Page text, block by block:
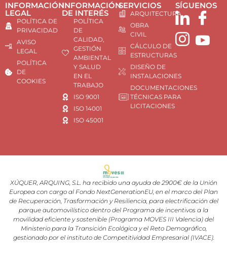
INFORMACIÓN
LEGAL
POLÍTICA DE
PRIVACIDAD
AVISO
LEGAL
POLÍTICA
DE
COOKIES
INFORMACIÓN
DE INTERÉS
POLÍTICA
DE
CALIDAD,
GESTIÓN
AMBIENTAL
Y SALUD
EN EL
TRABAJO
ISO 9001
ISO 14001
ISO 45001
SERVICIOS
ARQUITECTURA
OBRA
CIVIL
CÁLCULO DE
ESTRUCTURAS
DISEÑO DE
INSTALACIONES
DOCUMENTACIONES
TÉCNICAS PARA
LICITACIONES
SÍGUENOS
XÚQUER, ARQUING, S.L. ha recibido una ayuda de 2900€ de la Unión
Europea con cargo al Fondo NextGenerationEU, en el marco del Plan
de Recuperación, Trasformación y Resiliencia, para electrificación del
parque automovilístico dentro del Programa de incentivos a la
movilidad eficiente y sostenible (Programa MOVES III Valencia) del
Ministerio para la Transición Ecológica y el Reto Demográfico,
gestionado por el instituto de Competitividad Empresarial (IVACE).